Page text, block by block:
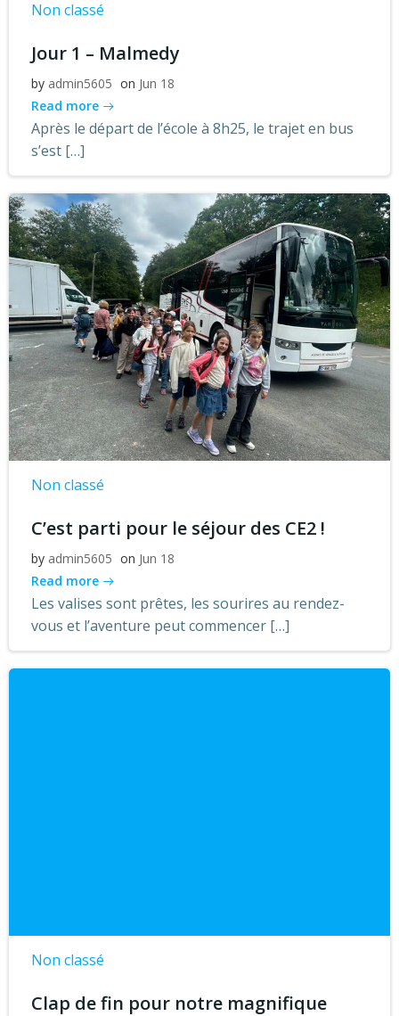
Non classé
Jour 1 – Malmedy
by admin5605 on Jun 18
Read more
Après le départ de l’école à 8h25, le trajet en bus
s’est […]
Non classé
C’est parti pour le séjour des CE2 !
by admin5605 on Jun 18
Read more
Les valises sont prêtes, les sourires au rendez-
vous et l’aventure peut commencer […]
Non classé
Clap de fin pour notre magnifique